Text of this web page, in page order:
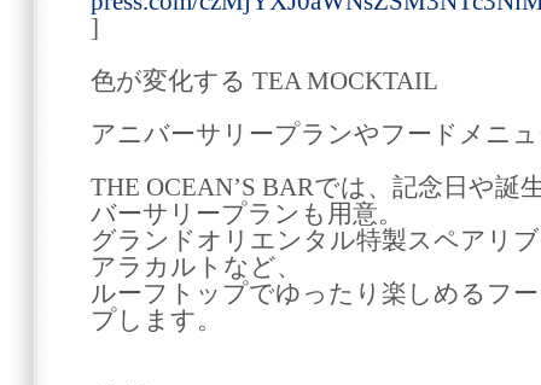
]
色が変化する TEA MOCKTAIL
アニバーサリープランやフードメニ
THE OCEAN’S BARでは、記念日や
バーサリープランも用意。
グランドオリエンタル特製スペアリ
アラカルトなど、
ルーフトップでゆったり楽しめるフ
プします。